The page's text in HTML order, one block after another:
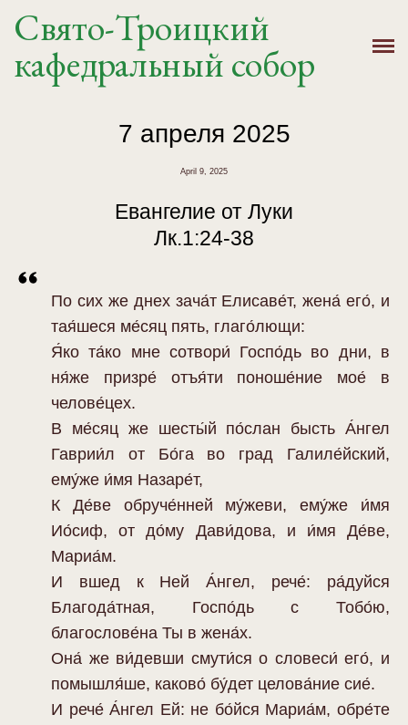
Главная
История
Крещение, Венчание
Контакты
Свято-Троицкий
кафедральный собор
7 апреля 2025
April 9, 2025
Евангелие от Луки
Лк.1:24-38
По сих же днех зача́т Eлисаве́т, жена́ его́, и
тая́шеся ме́сяц пять, глаго́лющи:
Я́ко та́ко мне сотвори́ Госпо́дь во дни, в
ня́же призре́ отъя́ти поноше́ние мое́ в
челове́цех.
В ме́сяц же шесты́й по́слан бысть А́нгел
Гаврии́л от Бо́га во град Галиле́йский,
eму́же и́мя Назаре́т,
К Де́ве обруче́нней му́жеви, eму́же и́мя
Ио́сиф, от до́му Дави́дова, и и́мя Де́ве,
Мариа́м.
И вшед к Ней А́нгел, рече́: ра́дуйся
Благода́тная, Госпо́дь с Тобо́ю,
благослове́на Ты в жена́х.
Oна́ же ви́девши смути́ся о словеси́ eго́, и
помышля́ше, каково́ бу́дет целова́ние сие́.
И рече́ А́нгел Eй: не бо́йся Мариа́м, обре́те